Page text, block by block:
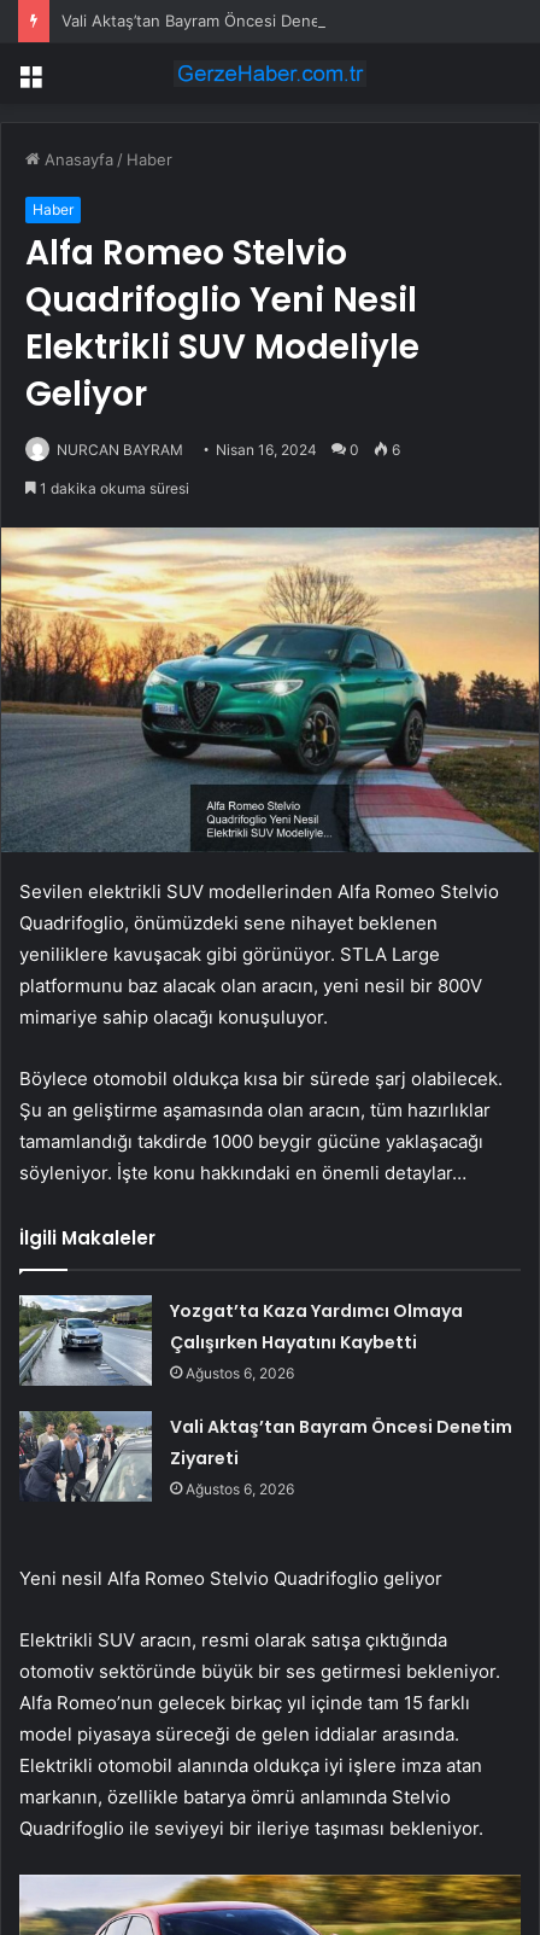
Vali Aktaş’tan Bayram Öncesi Denetim Ziyareti
Menü
Anasayfa / Haber
Haber
Alfa Romeo Stelvio
Quadrifoglio Yeni Nesil
Elektrikli SUV Modeliyle
Geliyor
NURCAN BAYRAM Nisan 16, 2024 0 6
1 dakika okuma süresi
Sevilen elektrikli SUV modellerinden Alfa Romeo Stelvio
Quadrifoglio, önümüzdeki sene nihayet beklenen
yeniliklere kavuşacak gibi görünüyor. STLA Large
platformunu baz alacak olan aracın, yeni nesil bir 800V
mimariye sahip olacağı konuşuluyor.
Böylece otomobil oldukça kısa bir sürede şarj olabilecek.
Şu an geliştirme aşamasında olan aracın, tüm hazırlıklar
tamamlandığı takdirde 1000 beygir gücüne yaklaşacağı
söyleniyor. İşte konu hakkındaki en önemli detaylar…
İlgili Makaleler
Yozgat’ta Kaza Yardımcı Olmaya
Çalışırken Hayatını Kaybetti
Ağustos 6, 2026
Vali Aktaş’tan Bayram Öncesi Denetim
Ziyareti
Ağustos 6, 2026
Yeni nesil Alfa Romeo Stelvio Quadrifoglio geliyor
Elektrikli SUV aracın, resmi olarak satışa çıktığında
otomotiv sektöründe büyük bir ses getirmesi bekleniyor.
Alfa Romeo’nun gelecek birkaç yıl içinde tam 15 farklı
model piyasaya süreceği de gelen iddialar arasında.
Elektrikli otomobil alanında oldukça iyi işlere imza atan
markanın, özellikle batarya ömrü anlamında Stelvio
Quadrifoglio ile seviyeyi bir ileriye taşıması bekleniyor.